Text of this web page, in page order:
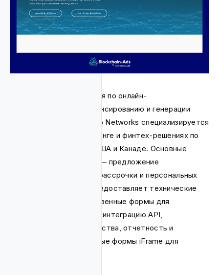
Это британская компания по онлайн-
потребительскому финансированию и генерации
кредитных лидов. Stopgo Networks специализируется
на партнерском маркетинге и финтех-решениях по
всей Великобритании, США и Канаде. Основные
услуги Stopgo Networks — предложение
краткосрочных займов, рассрочки и персональных
кредитов. Она также предоставляет технические
решения, включая собственные формы для
распространения лидов, интеграцию API,
обнаружение мошенничества, отчетность и
настраиваемые мобильные формы iFrame для